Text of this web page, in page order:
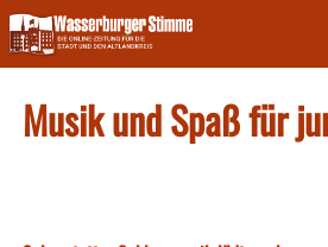
Skip
to
content
Musik und Spaß für